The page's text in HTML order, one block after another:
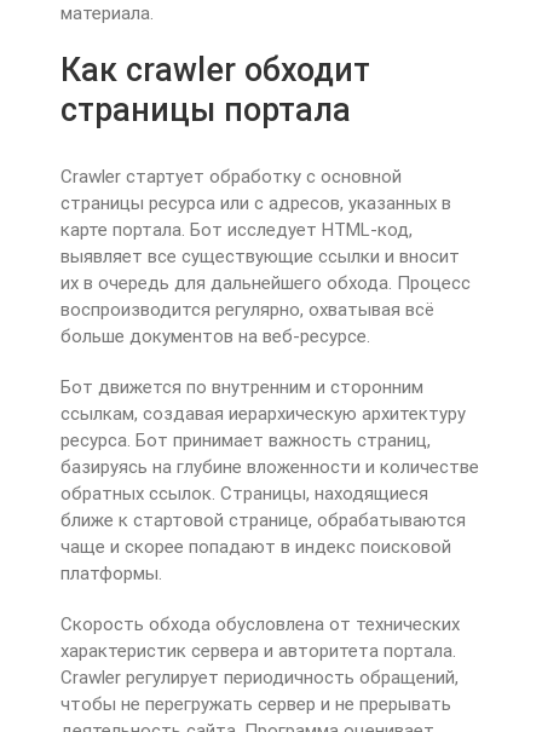
материала.
Как crawler обходит
страницы портала
Crawler стартует обработку с основной
страницы ресурса или с адресов, указанных в
карте портала. Бот исследует HTML-код,
выявляет все существующие ссылки и вносит
их в очередь для дальнейшего обхода. Процесс
воспроизводится регулярно, охватывая всё
больше документов на веб-ресурсе.
Бот движется по внутренним и сторонним
ссылкам, создавая иерархическую архитектуру
ресурса. Бот принимает важность страниц,
базируясь на глубине вложенности и количестве
обратных ссылок. Страницы, находящиеся
ближе к стартовой странице, обрабатываются
чаще и скорее попадают в индекс поисковой
платформы.
Скорость обхода обусловлена от технических
характеристик сервера и авторитета портала.
Crawler регулирует периодичность обращений,
чтобы не перегружать сервер и не прерывать